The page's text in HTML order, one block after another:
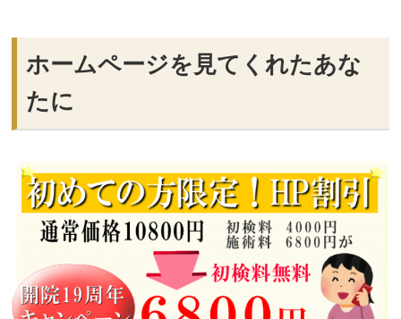
ホームページを見てくれたあな
たに